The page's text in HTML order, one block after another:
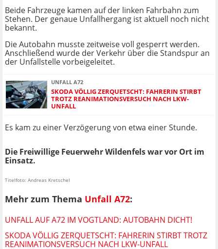
Beide Fahrzeuge kamen auf der linken Fahrbahn zum
Stehen. Der genaue Unfallhergang ist aktuell noch nicht
bekannt.
Die Autobahn musste zeitweise voll gesperrt werden.
Anschließend wurde der Verkehr über die Standspur an
der Unfallstelle vorbeigeleitet.
UNFALL A72
SKODA VÖLLIG ZERQUETSCHT: FAHRERIN STIRBT
TROTZ REANIMATIONSVERSUCH NACH LKW-
UNFALL
Es kam zu einer Verzögerung von etwa einer Stunde.
Die Freiwillige Feuerwehr Wildenfels war vor Ort im
Einsatz.
Titelfoto: Andreas Kretschel
Mehr zum Thema Unfall A72:
UNFALL AUF A72 IM VOGTLAND: AUTOBAHN DICHT!
SKODA VÖLLIG ZERQUETSCHT: FAHRERIN STIRBT TROTZ
REANIMATIONSVERSUCH NACH LKW-UNFALL